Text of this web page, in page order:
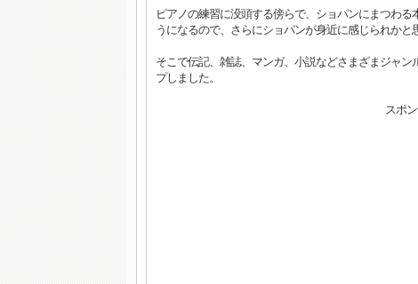
ピアノの練習に没頭する傍らで、ショパンにまつわ
うになるので、さらにショパンが身近に感じられかと
そこで伝記、雑誌、マンガ、小説などさまざまジャ
プしました。
スポ